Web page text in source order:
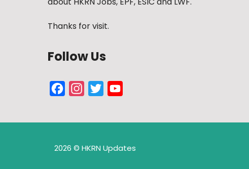
Thanks for visit.
Follow Us
FacebookInstagram
Twitter
2026 © HKRN Updates